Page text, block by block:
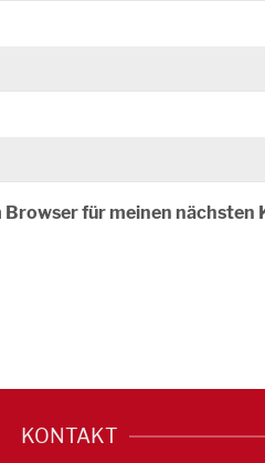
Browser für meinen
KONTAKT